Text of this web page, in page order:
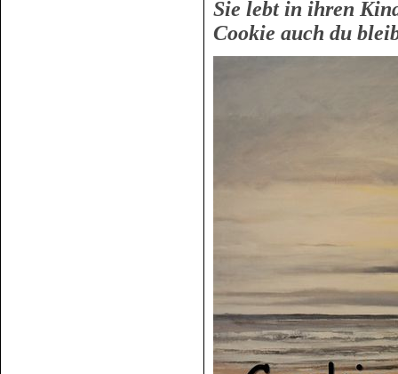
Sie lebt in ihren
Cookie auch du